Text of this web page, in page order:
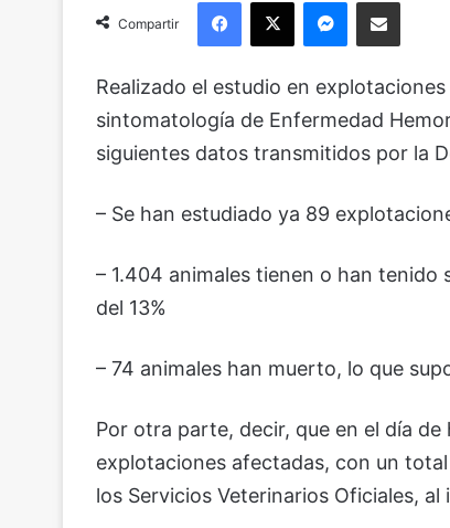
Compartir
Realizado el estudio en
sintomatología de Enfermedad
siguientes datos transmitidos por la
– Se han estudiado ya 89
– 1.404 animales tienen o han
del 13%
– 74 animales han muerto, lo que
Por otra parte, decir, que en el día
explotaciones afectadas, con un
los Servicios Veterinarios Oficiales,